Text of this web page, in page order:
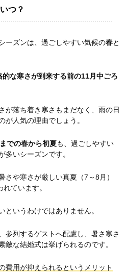
つ？
ーズンは、過ごしやすい気候の春と
な寒さが到来する前の11月中ごろ
が落ち着き寒さもまだなく、雨の日
が人気の理由でしょう。
での春から初夏も、過ごしやすい
多いシーズンです。
さや寒さが厳しい真夏（7～8月）
ています。
というわけではありません。
参列するゲストへ配慮し、暑さ寒さ
敵な結婚式は挙げられるのです。
費用が抑えられるというメリット